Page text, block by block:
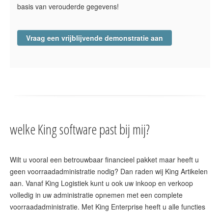
basis van verouderde gegevens!
Vraag een vrijblijvende demonstratie aan
welke King software past bij mij?
Wilt u vooral een betrouwbaar financieel pakket maar heeft u
geen voorraadadministratie nodig? Dan raden wij King Artikelen
aan. Vanaf King Logistiek kunt u ook uw inkoop en verkoop
volledig in uw administratie opnemen met een complete
voorraadadministratie. Met King Enterprise heeft u alle functies